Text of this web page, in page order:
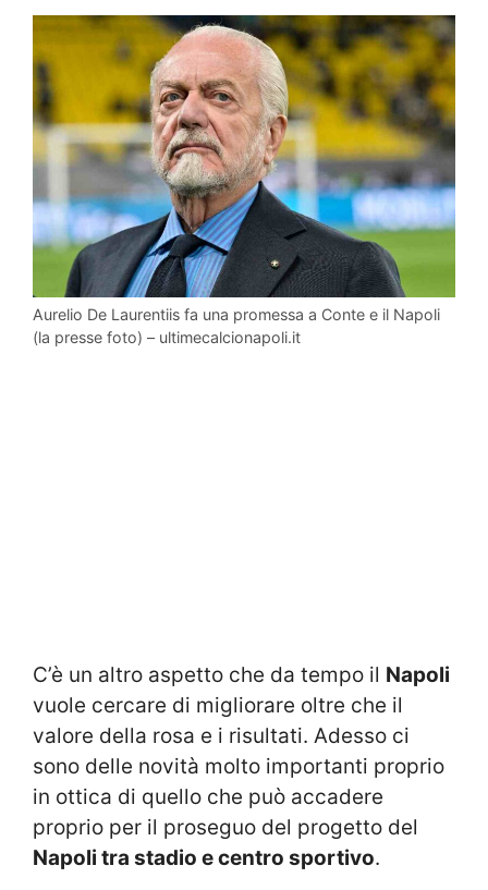
Aurelio De Laurentiis fa una promessa a Conte e il Napoli
(la presse foto) – ultimecalcionapoli.it
C’è un altro aspetto che da tempo il Napoli
vuole cercare di migliorare oltre che il
valore della rosa e i risultati. Adesso ci
sono delle novità molto importanti proprio
in ottica di quello che può accadere
proprio per il proseguo del progetto del
Napoli tra stadio e centro sportivo.